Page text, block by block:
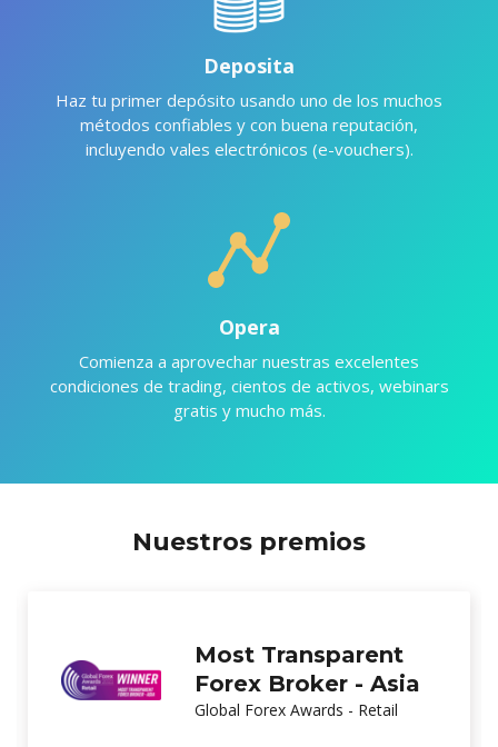
Deposita
Haz tu primer depósito usando uno de los muchos
métodos confiables y con buena reputación,
incluyendo vales electrónicos (e-vouchers).
Opera
Comienza a aprovechar nuestras excelentes
condiciones de trading, cientos de activos, webinars
gratis y mucho más.
Nuestros premios
Best New Forex
Brand
Global Brands Magazine